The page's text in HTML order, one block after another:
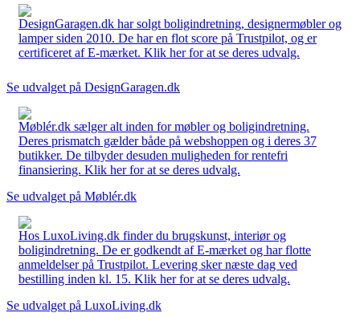
DesignGaragen.dk har solgt boligindretning, designermøbler og
lamper siden 2010. De har en flot score på Trustpilot, og er
certificeret af E-mærket. Klik her for at se deres udvalg.
Se udvalget på DesignGaragen.dk
Møblér.dk sælger alt inden for møbler og boligindretning.
Deres prismatch gælder både på webshoppen og i deres 37
butikker. De tilbyder desuden muligheden for rentefri
finansiering. Klik her for at se deres udvalg.
Se udvalget på Møblér.dk
Hos LuxoLiving.dk finder du brugskunst, interiør og
boligindretning. De er godkendt af E-mærket og har flotte
anmeldelser på Trustpilot. Levering sker næste dag ved
bestilling inden kl. 15. Klik her for at se deres udvalg.
Se udvalget på LuxoLiving.dk